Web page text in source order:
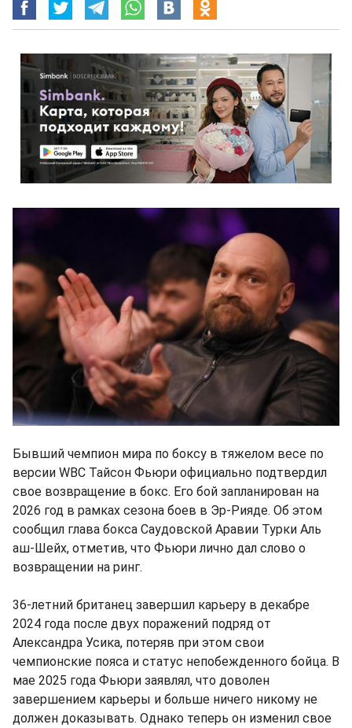
Бывший чемпион мира по боксу в тяжелом весе по
версии WBC Тайсон Фьюри официально подтвердил
свое возвращение в бокс. Его бой запланирован на
2026 год в рамках сезона боев в Эр-Рияде. Об этом
сообщил глава бокса Саудовской Аравии Турки Аль
аш-Шейх, отметив, что Фьюри лично дал слово о
возвращении на ринг.
36-летний британец завершил карьеру в декабре
2024 года после двух поражений подряд от
Александра Усика, потеряв при этом свои
чемпионские пояса и статус непобежденного бойца. В
мае 2025 года Фьюри заявлял, что доволен
завершением карьеры и больше ничего никому не
должен доказывать. Однако теперь он изменил свое